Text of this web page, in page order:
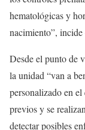
hematológicas y
nacimiento”, incide
Desde el punto de
la unidad “van a
personalizado en el
previos y se
detectar posibles